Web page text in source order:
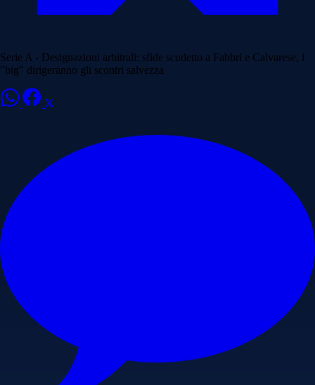
Serie A - Designazioni arbitrali: sfide scudetto a Fabbri e Calvarese, i
"big" dirigeranno gli scontri salvezza